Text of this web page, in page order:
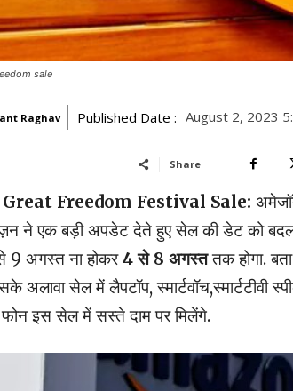
sale
Raghav Published Date : August 2, 2023
Share
Great Freedom Festival Sale:
ने एक बड़ी अपडेट देते हुए सेल की डेट को बदल
अगस्त ना होकर4 से 8 अगस्ततक होगा.
अलावा सेल में लैपटॉप,
इस सेल में सस्ते दाम पर मिलेंगे.